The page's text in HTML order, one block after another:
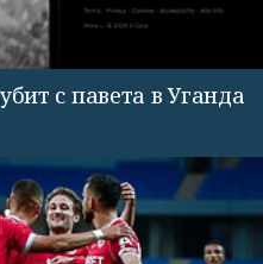
с павета в Уганда